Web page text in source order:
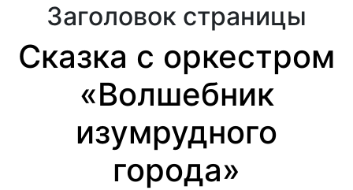
Заголовок страницы
Сказка с оркестром
«Волшебник
изумрудного
города»